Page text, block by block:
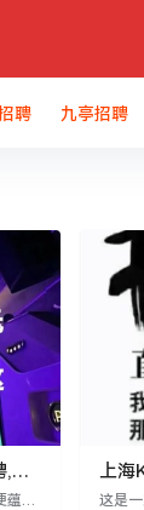
聘 九亭招聘
,你
蕴藏
上海
司直
这是